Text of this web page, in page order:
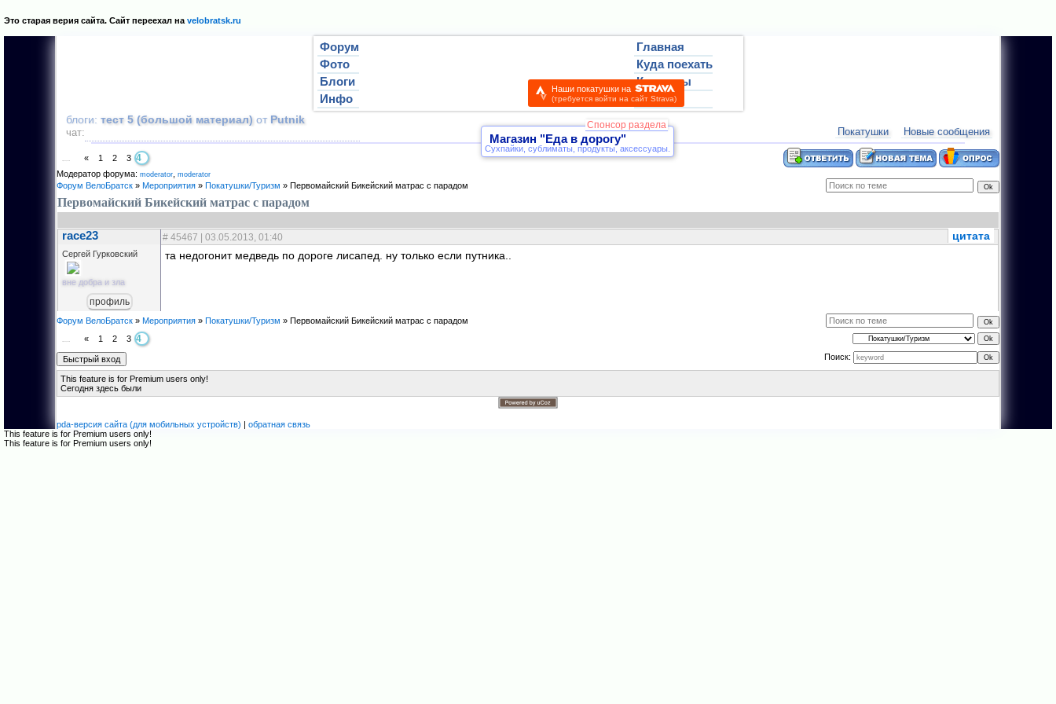
Это старая верия сайта. Сайт переехал на velobratsk.ru
Форум
Фото
Блоги
Инфо
Главная
Куда поехать
Контакты
Вход
блоги: тест 5 (большой материал) от Putnik
чат: Покатушки Новые сообщения
« 1 2 3 4
Модератор форума: moderator mоderator
Форум ВелоБратск » Мероприятия » Покатушки/Туризм » Первомайский Бикейский матрас с парадом
Первомайский Бикейский матрас с парадом
race23 # 45467 | 03.05.2013, 01:40 цитата
Сергей Гурковский
вне добра и зла
та недогонит медведь по дороге лисапед. ну только если путника..
профиль
Форум ВелоБратск » Мероприятия » Покатушки/Туризм » Первомайский Бикейский матрас с парадом
« 1 2 3 4
Поиск:
This feature is for Premium users only!
Сегодня здесь были
pda-версия сайта (для мобильных устройств) обратная связь
Спонсор раздела
Магазин "Еда в дорогу"
Сухпайки, сублиматы, продукты, аксессуары.
This feature is for Premium users only!
This feature is for Premium users only!
Наши покатушки на
(требуется войти на сайт Strava)